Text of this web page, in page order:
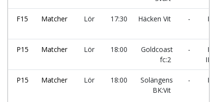
F15 Matcher Lör 17:30 Häcken Vit -
P15 Matcher Lör 18:00
Goldcoast
fc:2
-
P15 Matcher Lör 18:00
Solängens
BK:Vit
-